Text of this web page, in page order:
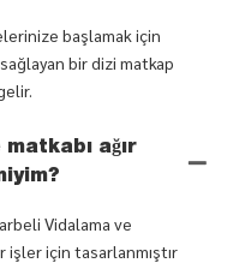
başlamak için
bir dizi matkap
ağır
Vidalama ve
işler için tasarlanmıştır